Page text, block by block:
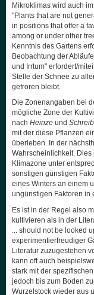
Mikroklimas wird auch im
"Plants that are not
in positions that offer a
among or under other
Kenntnis des Gartens
Beobachtung der
und Irrtum" erfordert/
Stelle der Schnee zu
gefroren bleibt.
Die Zonenangaben bei
mögliche Zone der
nach Heinze und
mit der diese Pflanzen
überleben. In der
Wahrscheinlichkeit.
Klimazone unter
sonstigen günstigen
eines Winters an einem
ungünstigen Faktoren in
Es ist in der Regel also
kultivieren als in der
... should not be looked
experimentierfreudiger
Literatur zuzugestehen
kann oft auch
stark mit der
jedoch bis zum Boden
Wurzelstock wieder aus